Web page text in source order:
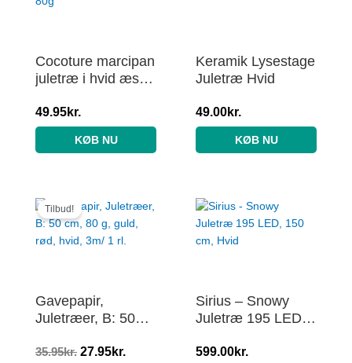
Cocoture marcipan
juletræ i hvid æske
49.95kr.
KØB NU
Keramik Lysestage
Juletræ Hvid
49.00kr.
KØB NU
Tilbud!
Gavepapir,
Juletræer, B: 50
rød, hvid, 3m/ 1 rl.
35.95kr.
oprindelige
pris
var:
27.95kr.
aktuelle
pris
Sirius – Snowy
Juletræ 195 LED,
599.00kr.